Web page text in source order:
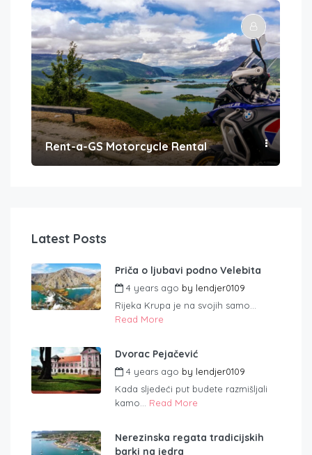
Rent-a-GS Motorcycle Rental
Latest Posts
Priča o ljubavi podno Velebita
4 years ago by lendjer0109
Rijeka Krupa je na svojih samo...
Read More
Dvorac Pejačević
4 years ago by lendjer0109
Kada sljedeći put budete razmišljali
kamo... Read More
Nerezinska regata tradicijskih
barki na jedra